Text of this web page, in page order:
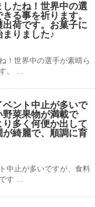
たね！世界中の選
る事を祈ります。
荷です。お菓子に
りました♪
！世界中の選手が素晴ら
。 ...
ント中止が多いで
菜果物が満載で
多く何便か出して
が綺麗で、順調に育
中止が多いですが、食料
す ...